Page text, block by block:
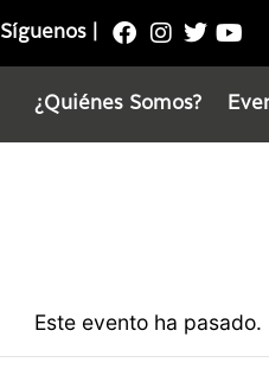
Síguenos
¿Quiénes Somos?
Este evento ha pasado.